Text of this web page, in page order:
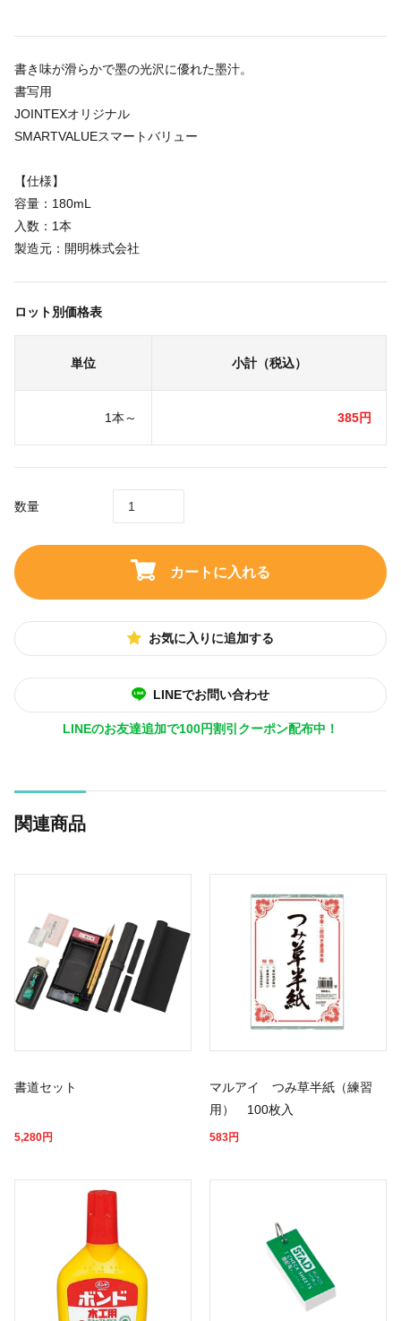
書き味が滑らかで墨の光沢に優れた墨汁。
書写用
JOINTEXオリジナル
SMARTVALUEスマートバリュー
【仕様】
容量：180mL
入数：1本
製造元：開明株式会社
ロット別価格表
単位 小計（税込）
1本～ 385円
数量
カートに入れる
お気に入りに追加する
LINEでお問い合わせ
LINEのお友達追加で100円割引クーポン配布中！
関連商品
書道セット
5,280円
マルアイ つみ草半紙（練習
用） 100枚入
583円